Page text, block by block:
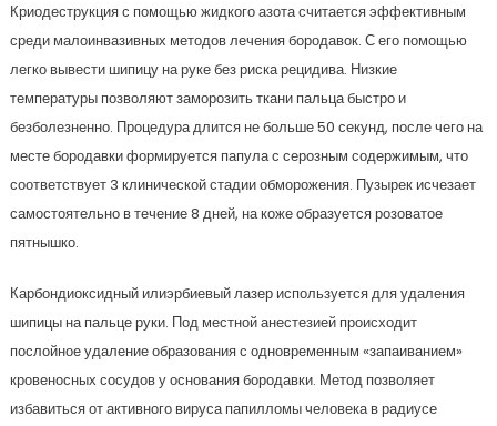
Криодеструкция с помощью жидкого азота считается эффективным
среди малоинвазивных методов лечения бородавок. С его помощью
легко вывести шипицу на руке без риска рецидива. Низкие
температуры позволяют заморозить ткани пальца быстро и
безболезненно. Процедура длится не больше 50 секунд, после чего на
месте бородавки формируется папула с серозным содержимым, что
соответствует 3 клинической стадии обморожения. Пузырек исчезает
самостоятельно в течение 8 дней, на коже образуется розоватое
пятнышко.
Карбондиоксидный илиэрбиевый лазер используется для удаления
шипицы на пальце руки. Под местной анестезией происходит
послойное удаление образования с одновременным «запаиванием»
кровеносных сосудов у основания бородавки. Метод позволяет
избавиться от активного вируса папилломы человека в радиусе